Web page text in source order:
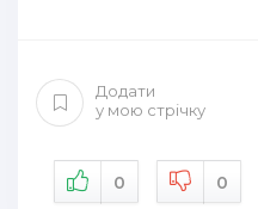
Додати
у мою стрічку
0 0